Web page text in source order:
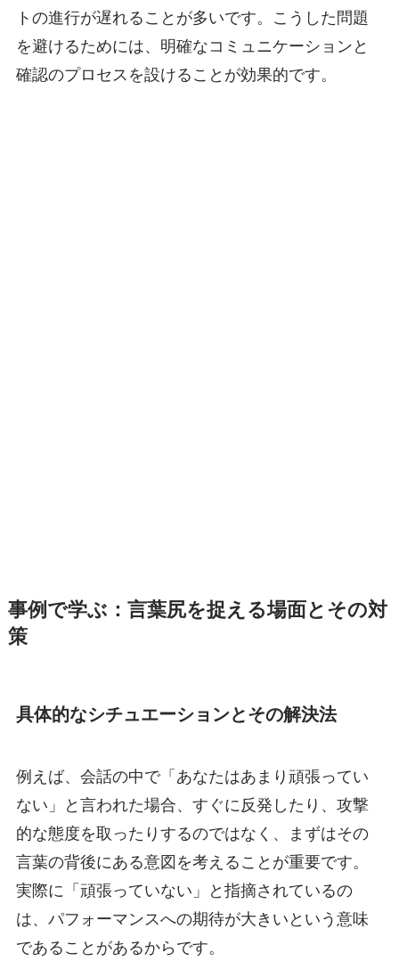
トの進行が遅れることが多いです。こうした問題
を避けるためには、明確なコミュニケーションと
確認のプロセスを設けることが効果的です。
事例で学ぶ：言葉尻を捉える場面とその対
策
具体的なシチュエーションとその解決法
例えば、会話の中で「あなたはあまり頑張ってい
ない」と言われた場合、すぐに反発したり、攻撃
的な態度を取ったりするのではなく、まずはその
言葉の背後にある意図を考えることが重要です。
実際に「頑張っていない」と指摘されているの
は、パフォーマンスへの期待が大きいという意味
であることがあるからです。